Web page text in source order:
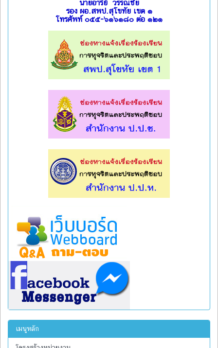
นายอารีย์ วรรณชัย
รอง ผอ.สพป.สุโขทัย เขต ๑
โทรศัพท์ ๐๕๕-๖๑๖๑๘๐ ต่อ ๑๒๑
เมนูหลัก